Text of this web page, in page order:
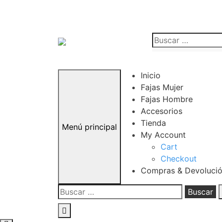
Buscar:
Menú principal
Inicio
Fajas Mujer
Fajas Hombre
Accesorios
Tienda
My Account
Cart
Checkout
Compras &
Buscar: